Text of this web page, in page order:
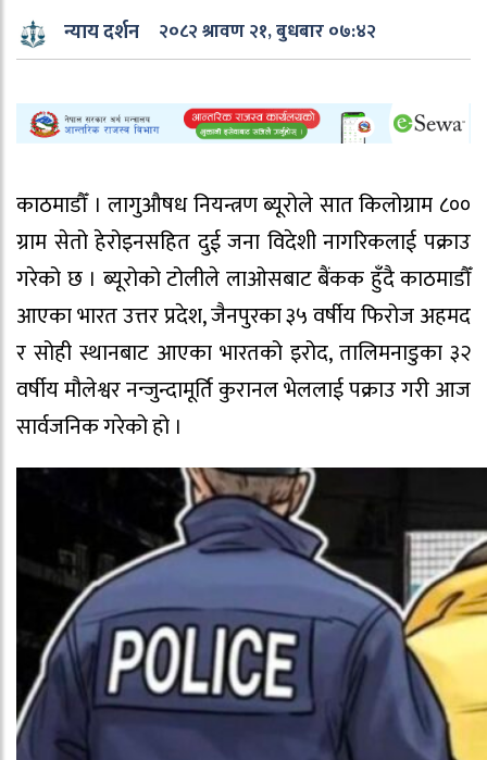
न्याय दर्शन २०८२ श्रावण २१, बुधबार ०७:४२
काठमाडौँ । लागुऔषध नियन्त्रण ब्यूरोले सात किलोग्राम ८००
ग्राम सेतो हेरोइनसहित दुई जना विदेशी नागरिकलाई पक्राउ
गरेको छ । ब्यूरोको टोलीले लाओसबाट बैंकक हुँदै काठमाडौँ
आएका भारत उत्तर प्रदेश, जैनपुरका ३५ वर्षीय फिरोज अहमद
र सोही स्थानबाट आएका भारतको इरोद, तालिमनाडुका ३२
वर्षीय मौलेश्वर नन्जुन्दामूर्ति कुरानल भेललाई पक्राउ गरी आज
सार्वजनिक गरेको हो ।